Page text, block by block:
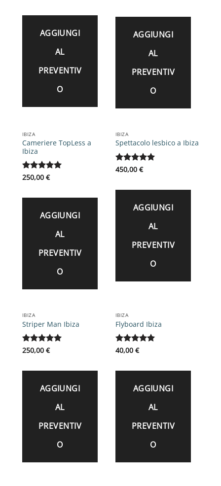
AGGIUNGI
AL
PREVENTIV
O
su
AGGIUNGI
AL
PREVENTIV
O
IBIZA
Cameriere TopLess a
Ibiza
Valutato
250,00 €
AGGIUNGI
AL
PREVENTIV
O
IBIZA
Spettacolo lesbico a Ibiza
Valutato
450,00 €
AGGIUNGI
AL
PREVENTIV
O
IBIZA
Striper Man Ibiza
Valutato
250,00 €
AGGIUNGI
AL
PREVENTIV
O
IBIZA
Flyboard Ibiza
Valutato
40,00 €
AGGIUNGI
AL
PREVENTIV
O